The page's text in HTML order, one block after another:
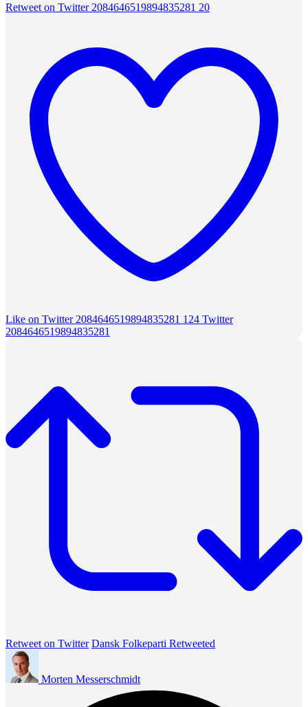
Retweet on Twitter 2084646519894835281 20
Like on Twitter 2084646519894835281 124 Twitter
2084646519894835281
Retweet on Twitter Dansk Folkeparti Retweeted
Morten Messerschmidt